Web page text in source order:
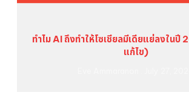
ทำไม AI ถึงทำให้โซเชียลมีเดียแย่ลงในปี
แก้ไข)